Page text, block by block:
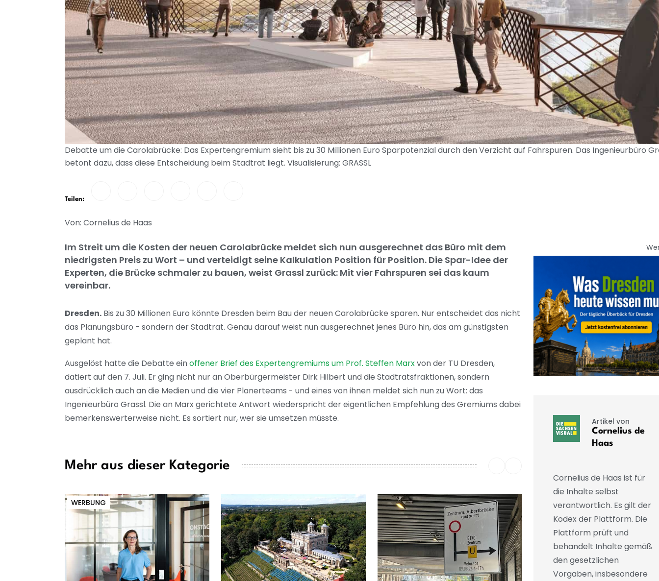
Debatte um die Carolabrücke: Das Expertengremium sieht bis zu 30 Millionen Euro Sparpotenzial durch den Verzicht auf Fahrspuren. Das Ingenieurbüro
betont dazu, dass diese Entscheidung beim Stadtrat liegt. Visualisierung: GRASSL
Teilen:
Von: Cornelius de Haas
Im Streit um die Kosten der neuen Carolabrücke meldet sich nun ausgerechnet das Büro mit dem
niedrigsten Preis zu Wort – und verteidigt seine Kalkulation Position für Position. Die Spar-Idee der
Experten, die Brücke schmaler zu bauen, weist Grassl zurück: Mit vier Fahrspuren sei das kaum
vereinbar.
Dresden. Bis zu 30 Millionen Euro könnte Dresden beim Bau der neuen Carolabrücke sparen. Nur entscheidet das nicht
das Planungsbüro - sondern der Stadtrat. Genau darauf weist nun ausgerechnet jenes Büro hin, das am günstigsten
geplant hat.
Ausgelöst hatte die Debatte einoffener Brief des Expertengremiums um Prof. Steffen Marxvon der TU Dresden,
datiert auf den 7. Juli. Er ging nicht nur an Oberbürgermeister Dirk Hilbert und die Stadtratsfraktionen, sondern
ausdrücklich auch an die Medien und die vier Planerteams - und eines von ihnen meldet sich nun zu Wort: das
Ingenieurbüro Grassl. Die an Marx gerichtete Antwort wiederspricht der eigentlichen Empfehlung des Gremiums dabei
bemerkenswerterweise nicht. Es sortiert nur, wer sie umsetzen müsste.
Mehr aus dieser Kategorie
WERBUNG
Artikel von
Cornelius de
Haas
Cornelius de Haas ist für
die Inhalte selbst
verantwortlich. Es gilt der
Kodex der Plattform. Die
Plattform prüft und
behandelt Inhalte gemäß
den gesetzlichen
Vorgaben, insbesondere